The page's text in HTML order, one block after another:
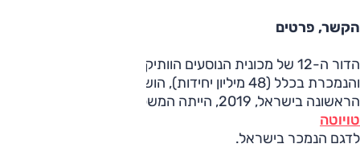
הקשר, פרטים
הראשונה בישראל, 2019, הייתה המשפחתית של
טויוטה
לדגם הנמכר בישראל.